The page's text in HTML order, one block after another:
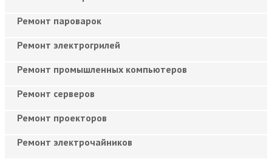
Ремонт пароварок
Ремонт электрогрилей
Ремонт промышленных компьютеров
Ремонт серверов
Ремонт проекторов
Ремонт электрочайников